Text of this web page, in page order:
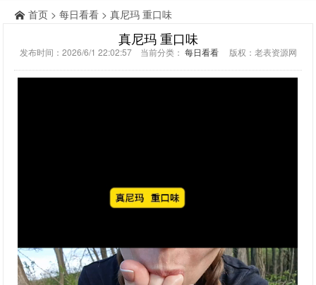
首页 > 每日看看 > 真尼玛 重口味
真尼玛 重口味
发布时间：2026/6/1 22:02:57 当前分类： 每日看看版权：老表资源网